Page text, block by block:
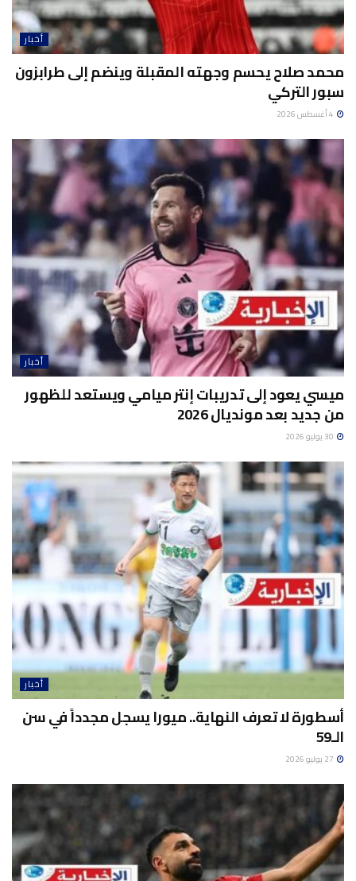
أخبار
محمد صلاح يحسم وجهته المقبلة وينضم إلى طرابزون
سبور التركي
أخبار
ميسي يعود إلى تدريبات إنتر ميامي ويستعد للظهور
من جديد بعد مونديال 2026
أخبار
أسطورة لا تعرف النهاية.. ميورا يسجل مجدداً في سن
الـ59